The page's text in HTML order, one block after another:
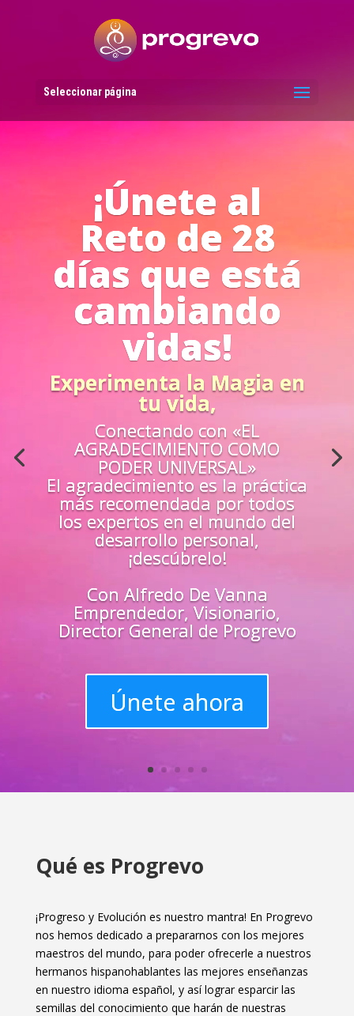
Seleccionar página
Líderes del
Progreso en
Acción
¿Sientes que no estás
preparado para los retos de la
vida?
Aprende«EN VIVO» de los mejores
guías y
maestros y superarte en todas las
áreas de tu vida
Únete y triunfa como un
líder del progreso
Qué es Progrevo
¡Progreso y Evolución es nuestro mantra! En Progrevo
nos hemos dedicado a prepararnos con los mejores
maestros del mundo, para poder ofrecerle a nuestros
hermanos hispanohablantes las mejores enseñanzas
en nuestro idioma español, y así lograr esparcir las
semillas del conocimiento que harán de nuestras